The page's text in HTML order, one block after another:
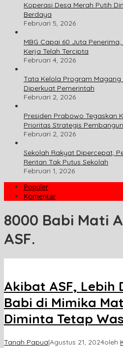
Koperasi Desa Merah Putih
Berdaya
Februari 5, 2026
MBG Capai 60 Juta
Kerja Telah Tercipta
Februari 4, 2026
Tata Kelola Program Magang
Diperkuat Pemerintah
Februari 2, 2026
Presiden Prabowo Tegaskan
Prioritas Strategis
Februari 2, 2026
Sekolah Rakyat Dipercepat,
Rentan Tak Putus Sekolah
Februari 1, 2026
Populer
Komentar
8000 Babi Mati
ASF.
Akibat ASF, Lebih
Babi di Mimika
Diminta Tetap
Tanah Papua|Agustus 21, 2024oleh